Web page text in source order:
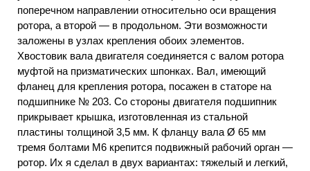
поперечном направлении относительно оси вращения
ротора, а второй — в продольном. Эти возможности
заложены в узлах крепления обоих элементов.
Хвостовик вала двигателя соединяется с валом ротора
муфтой на призматических шпонках. Вал, имеющий
фланец для крепления ротора, посажен в статоре на
подшипнике № 203. Со стороны двигателя подшипник
прикрывает крышка, изготовленная из стальной
пластины толщиной 3,5 мм. К фланцу вала Ø 65 мм
тремя болтами М6 крепится подвижный рабочий орган —
ротор. Их я сделал в двух вариантах: тяжелый и легкий,